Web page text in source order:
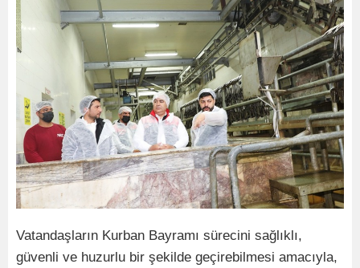
Vatandaşların Kurban Bayramı sürecini sağlıklı,
güvenli ve huzurlu bir şekilde geçirebilmesi amacıyla,